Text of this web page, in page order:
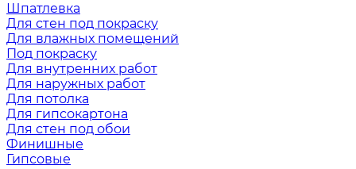
Шпатлевка
Для стен под покраску
Для влажных помещений
Под покраску
Для внутренних работ
Для наружных работ
Для потолка
Для гипсокартона
Для стен под обои
Финишные
Гипсовые